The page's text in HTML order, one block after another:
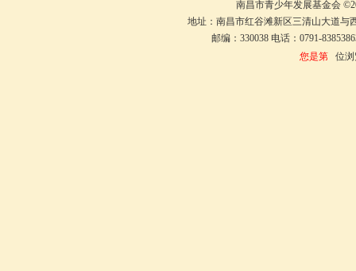
南昌市青少年发展基金会
地址：南昌市红谷滩新区三清山大道与
邮编：330038 电话：0791-
您是第位